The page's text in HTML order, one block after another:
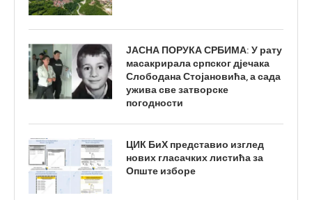
ЈАСНА ПОРУКА СРБИМА: У рату
масакрирала српског дјечака
Слободана Стојановића, а сада
ужива све затворске
погодности
ЦИК БиХ представио изглед
нових гласачких листића за
Опште изборе